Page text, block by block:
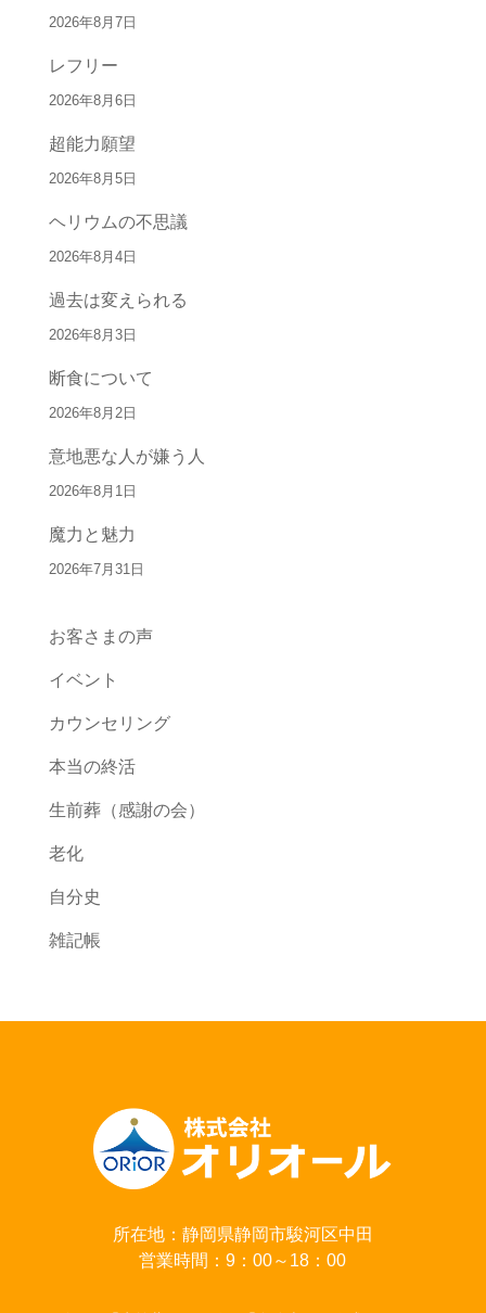
2026年8月7日
レフリー
2026年8月6日
超能力願望
2026年8月5日
ヘリウムの不思議
2026年8月4日
過去は変えられる
2026年8月3日
断食について
2026年8月2日
意地悪な人が嫌う人
2026年8月1日
魔力と魅力
2026年7月31日
お客さまの声
イベント
カウンセリング
本当の終活
生前葬（感謝の会）
老化
自分史
雑記帳
所在地：静岡県静岡市駿河区中田
営業時間：9：00～18：00